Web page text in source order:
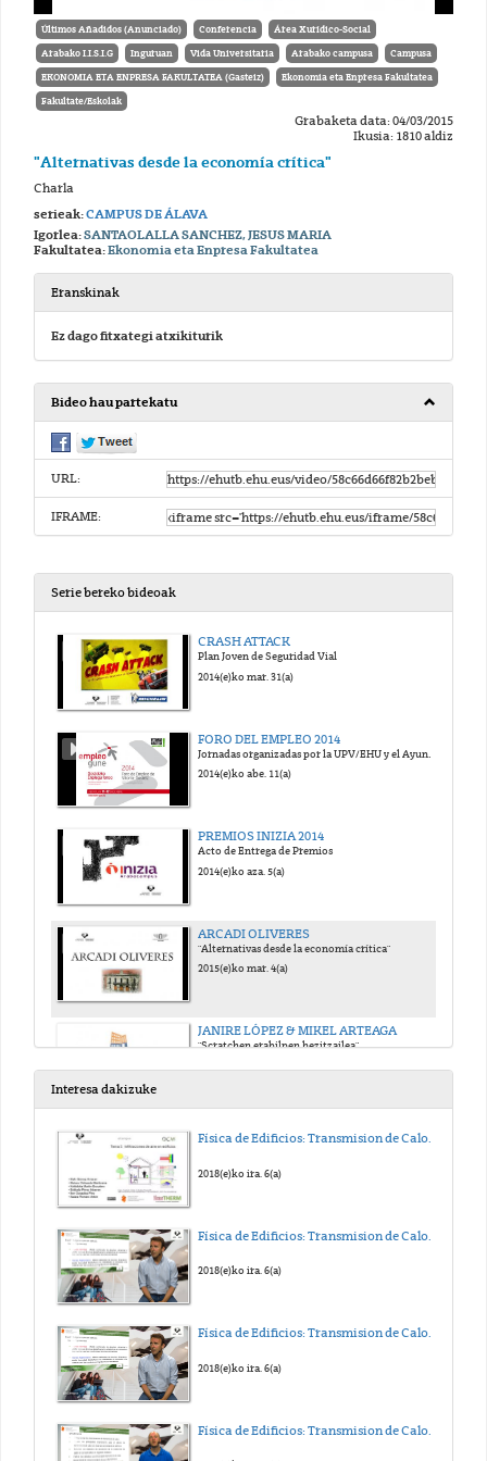
Últimos Añadidos (Anunciado) Conferencia Área Xurídico-Social
Arabako I.I.S.I.G Inguruan Vida Universitaria Arabako campusa Campusa
EKONOMIA ETA ENPRESA FAKULTATEA (Gasteiz) Ekonomia eta Enpresa Fakultatea
Fakultate/Eskolak
Grabaketa data: 04/03/2015
Ikusia: 1810 aldiz
"Alternativas desde la economía crítica"
Charla
serieak:CAMPUS DE ÁLAVA
Igorlea:SANTAOLALLA SANCHEZ, JESUS MARIA
Fakultatea:Ekonomia eta Enpresa Fakultatea
Eranskinak
Ez dago fitxategi atxikiturik
Bideo hau partekatu
URL:
IFRAME:
Serie bereko bideoak
CRASH ATTACK
Plan Joven de Seguridad Vial
2014(e)ko mar. 31(a)
FORO DEL EMPLEO 2014
Jornadas organizadas por la UPV/EHU y el Ayuntamiento de Vitoria-Gasteiz
2014(e)ko abe. 11(a)
PREMIOS INIZIA 2014
Acto de Entrega de Premios
2014(e)ko aza. 5(a)
ARCADI OLIVERES
"Alternativas desde la economía crítica"
2015(e)ko mar. 4(a)
JANIRE LÓPEZ & MIKEL ARTEAGA
"Scratchen erabilpen hezitzailea"
Día Internacional de las Mujeres
Jornada conmemorativa
Día Internacional de las Mujeres
Campus de Álava
Interesa dakizuke
Física de Edificios: Transmision de Calor y Masa. Tema 5
2018(e)ko ira. 6(a)
2018(e)ko ira. 6(a)
Física de Edificios: Transmision de Calor y Masa. Tema 3
2018(e)ko ira. 6(a)